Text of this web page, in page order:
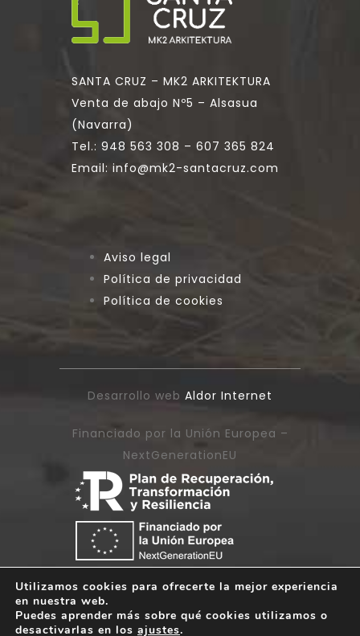
SANTA CRUZ – MK2 ARKITEKTURA
Venta de abajo Nº5 – Alsasua
(Navarra)
Tel.: 948 563 308 – 607 365 824
Email: info@mk2-santacruz.com
Aviso legal
Política de privacidad
Política de cookies
Desarrollo web Aldor Internet
Financiado por la Unión Europea –
NextGenerationEU
Utilizamos cookies para ofrecerte la mejor experiencia
en nuestra web.
Puedes aprender más sobre qué cookies utilizamos o
desactivarlas en los ajustes.